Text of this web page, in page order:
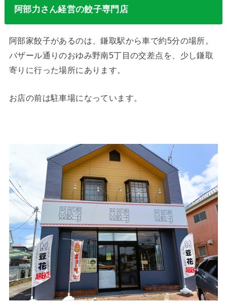
阿部力さん経営の餃子専門店
阿部家餃子があるのは、鎌取駅から車で約5分の場所。
バザール通りのおゆみ野南5丁目の交差点を、少し鎌取
寄りに行った場所にあります。
お店の前は駐車場になっています。